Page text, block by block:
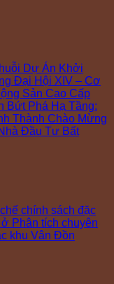
Dự Án Khởi
Đại Hội XIV – Cơ
Sản Cao Cấp
Bứt Phá Hạ Tầng:
Thành Chào Mừng
Đầu Tư Bất
chính sách đặc
ở Phân tích chuyên
khu Vân Đồn